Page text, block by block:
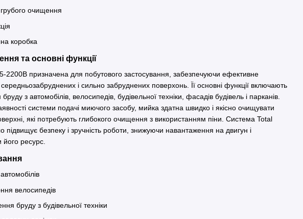
грубого очищення
коробка
та основні функції
2200B призначена для побутового застосування, забезпечуючи ефективне
і сильно забруднених поверхонь. Її основні функції включають
з автомобілів, велосипедів, будівельної техніки, фасадів будівель і парканів.
системи подачі миючого засобу, мийка здатна швидко і якісно очищувати
які потребують глибокого очищення з використанням піни. Система Total
підвищує безпеку і зручність роботи, знижуючи навантаження на двигун і
його ресурс.
велосипедів
бруду з будівельної техніки